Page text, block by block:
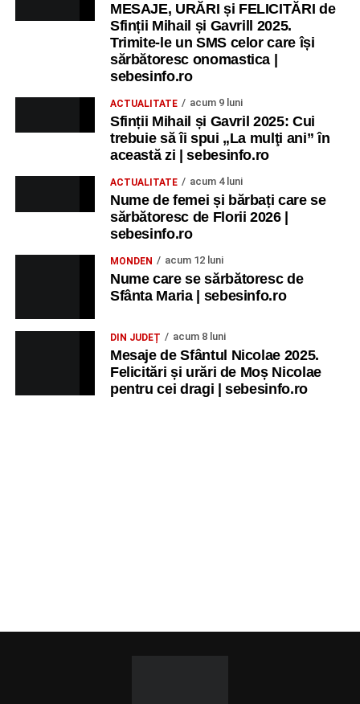
MESAJE, URĂRI și FELICITĂRI de
Sfinții Mihail și Gavrill 2025.
Trimite-le un SMS celor care își
sărbătoresc onomastica |
sebesinfo.ro
ACTUALITATE acum 9 luni
Sfinții Mihail și Gavril 2025: Cui
trebuie să îi spui „La mulţi ani” în
această zi | sebesinfo.ro
ACTUALITATE acum 4 luni
Nume de femei și bărbați care se
sărbătoresc de Florii 2026 |
sebesinfo.ro
MONDEN acum 12 luni
Nume care se sărbătoresc de
Sfânta Maria | sebesinfo.ro
DIN JUDEȚ acum 8 luni
Mesaje de Sfântul Nicolae 2025.
Felicitări și urări de Moș Nicolae
pentru cei dragi | sebesinfo.ro